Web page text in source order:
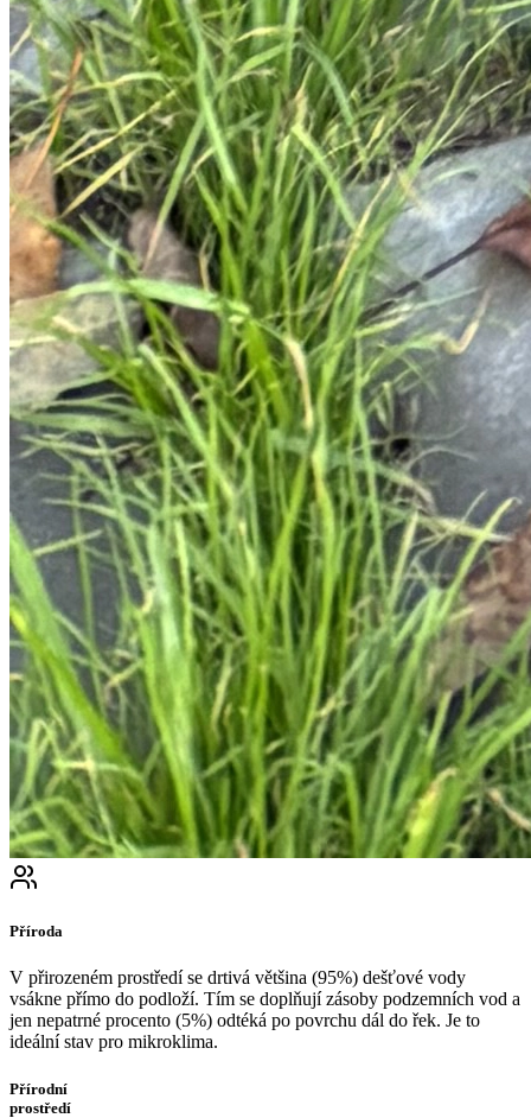
Příroda
V přirozeném prostředí se drtivá většina (95%) dešťové vody
vsákne přímo do podloží. Tím se doplňují zásoby podzemních vod a
jen nepatrné procento (5%) odtéká po povrchu dál do řek. Je to
ideální stav pro mikroklima.
Přírodní
prostředí